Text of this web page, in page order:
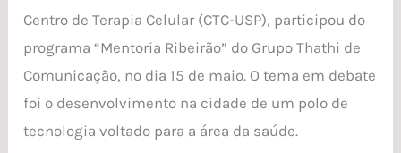
Centro de Terapia Celular (CTC-USP), participou do
programa “Mentoria Ribeirão” do Grupo Thathi de
Comunicação, no dia 15 de maio. O tema em debate
foi o desenvolvimento na cidade de um polo de
tecnologia voltado para a área da saúde.